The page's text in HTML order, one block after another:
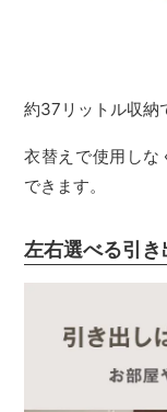
約37リットル収納
衣替えで使用しな
できます。
左右選べる引き